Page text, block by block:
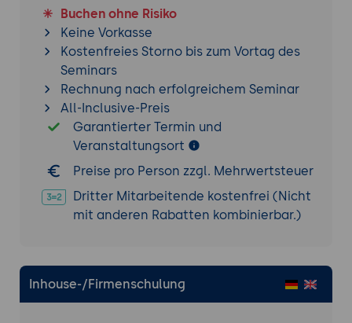
Kontinuitätsmanagement für IT-Services
Grundlagen des Continuity Management
Notfallplanung und -wiederherstellung:
Einführung in die Konzepte der
Notfallplanung, die sicherstellen, dass IT-
Services nach einem Ausfall
schnellstmöglich wiederhergestellt
werden.
Business Impact Analysis (BIA):
Durchführung einer BIA zur Identifikation
und Bewertung der Auswirkungen von
Serviceausfällen auf das Geschäft.
Notfallplänen zur Sicherstellung der
Buchen ohne Risiko
Keine Vorkasse
Kostenfreies Storno bis zum Vortag des
Seminars
Rechnung nach erfolgreichem Seminar
All-Inclusive-Preis
Garantierter Termin und
Veranstaltungsort
Preise pro Person zzgl. Mehrwertsteuer
Dritter Mitarbeitende kostenfrei (Nicht
mit anderen Rabatten kombinierbar.)
Inhouse-/Firmenschulung